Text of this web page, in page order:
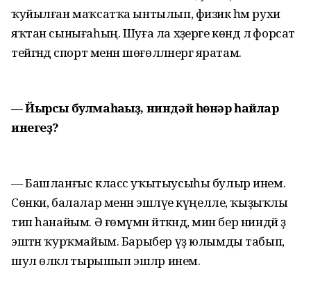
ҡуйылған маҡсатҡа ынтылып, физик һәм рухи
яҡтан сынығаһың. Шуға ла хәҙерге көндә лә форсат
тейгәндә спорт менән шөғөлләнергә яратам.
— Йырсы булмаһағыҙ, ниндәй һөнәр һайлар
инегеҙ?
— Башланғыс класс уҡытыусыһы булыр инем.
Сөнки, балалар менән эшләүе күңелле, ҡыҙыҡлы
тип һанайым. Ә ғөмүмән әйткәндә, мин бер ниндәй ҙә
эштән ҡурҡмайым. Барыбер үҙ юлымды табып,
шул өлкәлә тырышып эшләр инем.